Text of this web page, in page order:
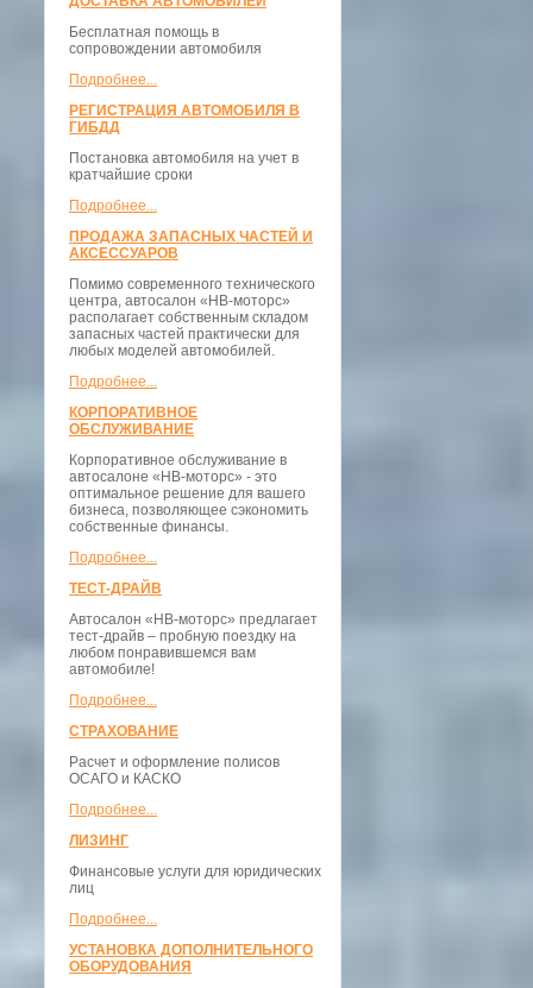
Бесплатная помощь в
сопровождении автомобиля
Подробнее...
РЕГИСТРАЦИЯ АВТОМОБИЛЯ В
ГИБДД
Постановка автомобиля на учет в
кратчайшие сроки
Подробнее...
ПРОДАЖА ЗАПАСНЫХ ЧАСТЕЙ И
АКСЕССУАРОВ
Помимо современного технического
центра, автосалон «НВ-моторс»
располагает собственным складом
запасных частей практически для
любых моделей автомобилей.
Подробнее...
КОРПОРАТИВНОЕ
ОБСЛУЖИВАНИЕ
Корпоративное обслуживание в
автосалоне «НВ-моторс» - это
оптимальное решение для вашего
бизнеса, позволяющее сэкономить
собственные финансы.
Подробнее...
ТЕСТ-ДРАЙВ
Автосалон «НВ-моторс» предлагает
тест-драйв – пробную поездку на
любом понравившемся вам
автомобиле!
Подробнее...
СТРАХОВАНИЕ
Расчет и оформление полисов
ОСАГО и КАСКО
Подробнее...
ЛИЗИНГ
Финансовые услуги для юридических
лиц
Подробнее...
УСТАНОВКА ДОПОЛНИТЕЛЬНОГО
ОБОРУДОВАНИЯ